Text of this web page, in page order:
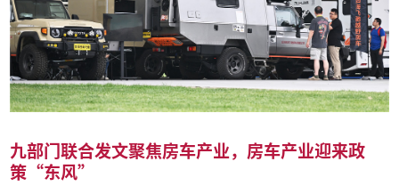
九部门联合发文聚焦房车产业，房车产业迎来政
策“东风”